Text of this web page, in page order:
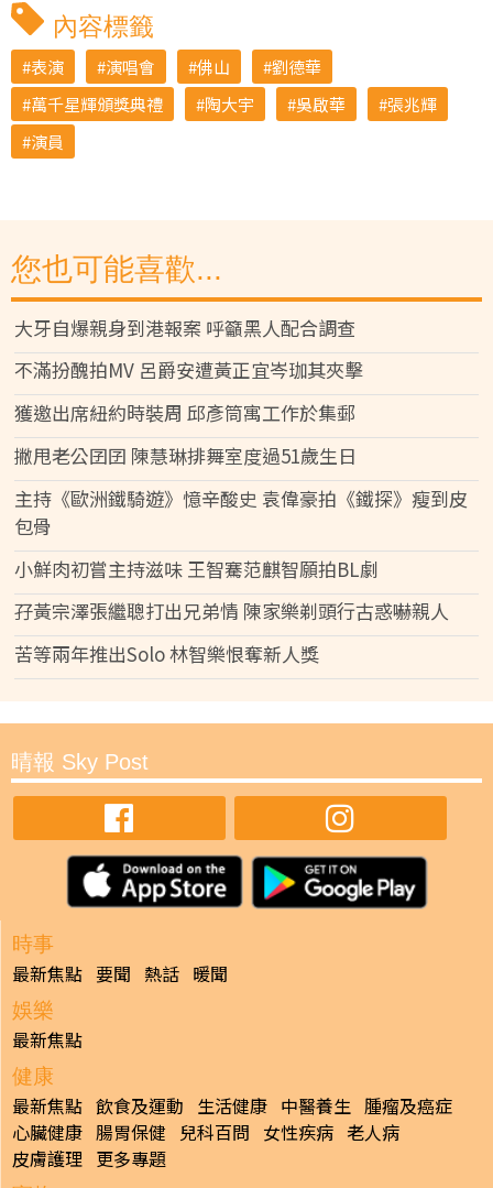
內容標籤
表演 演唱會 佛山
劉德華
萬千星輝頒獎典禮
陶大宇 吳啟華
張兆輝
演員
您也可能喜歡...
大牙自爆親身到港報案 呼籲黑人配合調查
不滿扮醜拍MV 呂爵安遭黃正宜岑珈其夾擊
獲邀出席紐約時裝周 邱彥筒寓工作於集郵
撇甩老公囝囝 陳慧琳排舞室度過51歲生日
主持《歐洲鐵騎遊》憶辛酸史 袁偉豪拍《鐵探》瘦到皮
包骨
小鮮肉初嘗主持滋味 王智騫范麒智願拍BL劇
孖黃宗澤張繼聰打出兄弟情 陳家樂剃頭行古惑嚇親人
苦等兩年推出Solo 林智樂恨奪新人獎
晴報 Sky Post
時事
最新焦點 要聞 熱話 暖聞
娛樂
最新焦點
健康
最新焦點 飲食及運動 生活健康 中醫養生 腫瘤及癌症
心臟健康 腸胃保健 兒科百問 女性疾病 老人病
皮膚護理 更多專題